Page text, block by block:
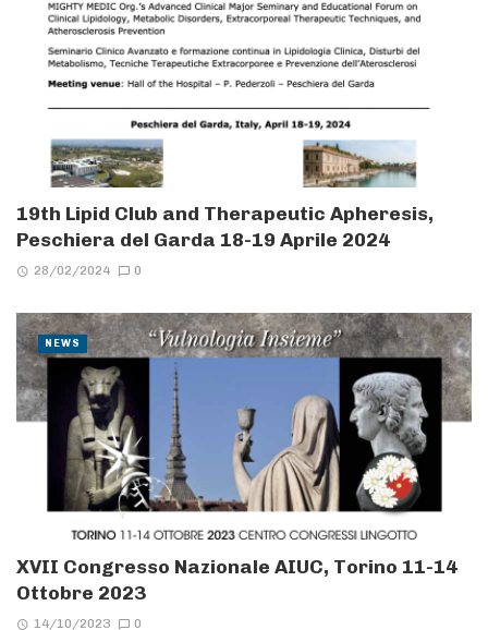
19th Lipid Club and Therapeutic Apheresis,
Peschiera del Garda 18-19 Aprile 2024
28/02/2024 0
XVII Congresso Nazionale AIUC, Torino 11-14
Ottobre 2023
14/10/2023 0
NEWS